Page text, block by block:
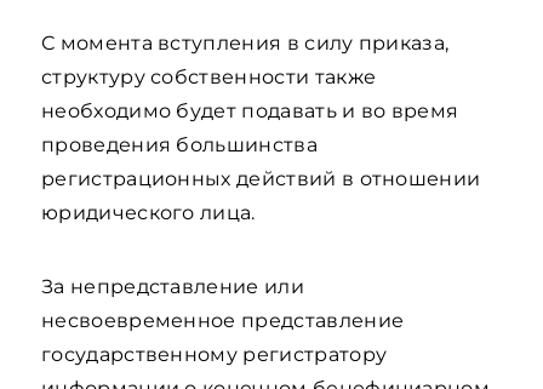
С момента вступления в силу приказа,
структуру собственности также
необходимо будет подавать и во время
проведения большинства
регистрационных действий в отношении
юридического лица.
За непредставление или
несвоевременное представление
государственному регистратору